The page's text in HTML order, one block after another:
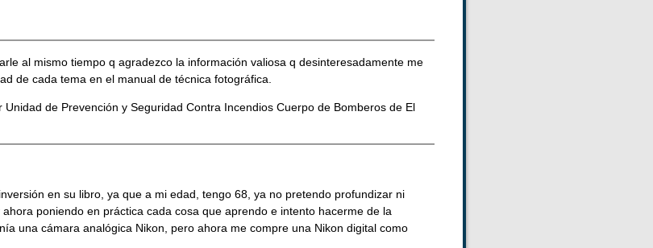
al mismo tiempo q agradezco la información valiosa q desinteresadamente me
de cada tema en el manual de técnica fotográfica.
de Prevención y Seguridad Contra Incendios Cuerpo de Bomberos de El
en su libro, ya que a mi edad, tengo 68, ya no pretendo profundizar ni
poniendo en práctica cada cosa que aprendo e intento hacerme de la
una cámara analógica Nikon, pero ahora me compre una Nikon digital como